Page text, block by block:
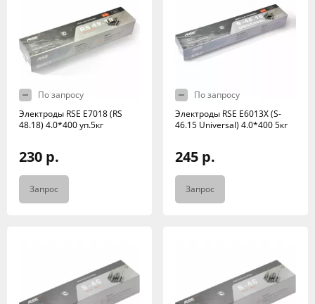
По запросу
Электроды RSE Е7018 (RS
48.18) 4.0*400 уп.5кг
230 р.
Запрос
По запросу
Электроды RSE Е6013X (S-
46.15 Universal) 4.0*400 5кг
245 р.
Запрос